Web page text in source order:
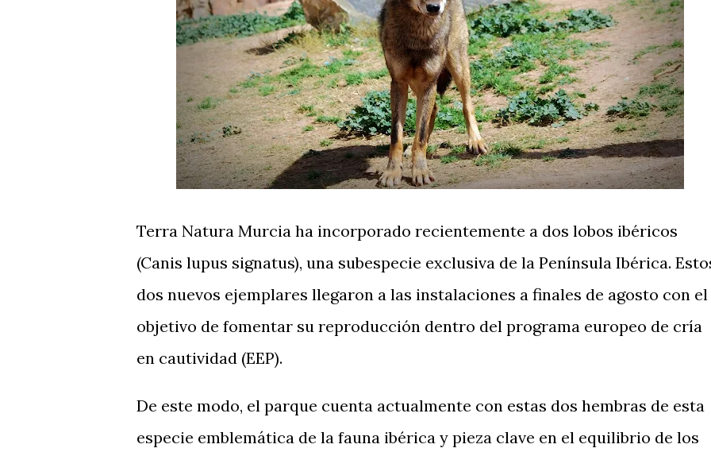
Terra Natura Murcia ha incorporado recientemente a dos lobos ibéricos
(Canis lupus signatus), una subespecie exclusiva de la Península Ibérica.
dos nuevos ejemplares llegaron a las instalaciones a finales de agosto con el
objetivo de fomentar su reproducción dentro del programa europeo de cría
en cautividad (EEP).
De este modo, el parque cuenta actualmente con estas dos hembras de esta
especie emblemática de la fauna ibérica y pieza clave en el equilibrio de los